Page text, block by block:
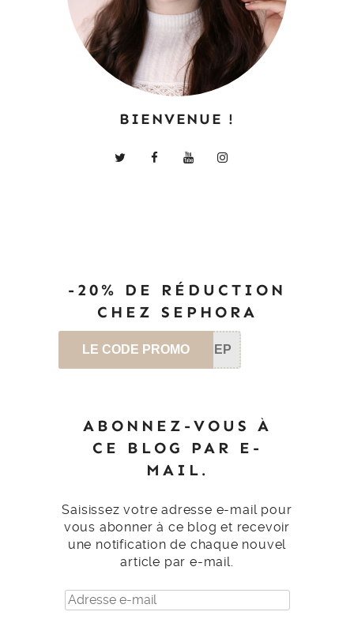
BIENVENUE !
-20% DE RÉDUCTION
CHEZ SEPHORA
LE CODE PROMO SEP
ABONNEZ-VOUS À
CE BLOG PAR E-
MAIL.
Saisissez votre adresse e-mail pour
vous abonner à ce blog et recevoir
une notification de chaque nouvel
article par e-mail.
Adresse
e-